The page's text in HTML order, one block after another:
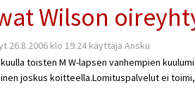
Wilson
26.8.2006 klo 19:24 käyttäjä Ansku
toisten M W-lapsen vanhempien
joskus koitteella.Lomituspalvelut ei